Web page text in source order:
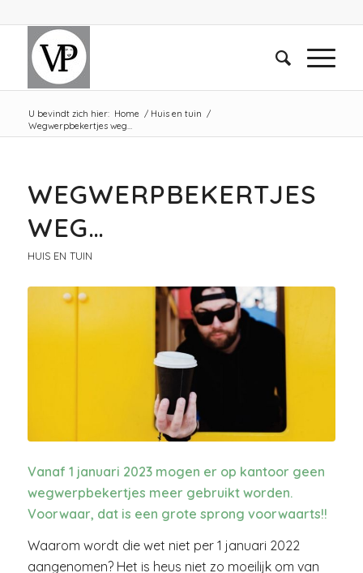
U bevindt zich hier: Home / Huis en tuin /
Wegwerpbekertjes weg…
WEGWERPBEKERTJES
WEG…
HUIS EN TUIN
Vanaf 1 januari 2023 mogen er op kantoor geen
wegwerpbekertjes meer gebruikt worden.
Voorwaar, dat is een grote sprong voorwaarts!!
Waarom wordt die wet niet per 1 januari 2022
aangenomen? Het is heus niet zo moeilijk om van